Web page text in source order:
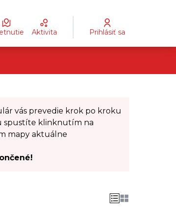
Aktivita Prihlásiť sa
vás prevedie krok po kroku
spustíte klinknutím na
mapy aktuálne